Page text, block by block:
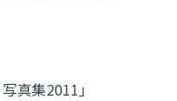
真集2011」